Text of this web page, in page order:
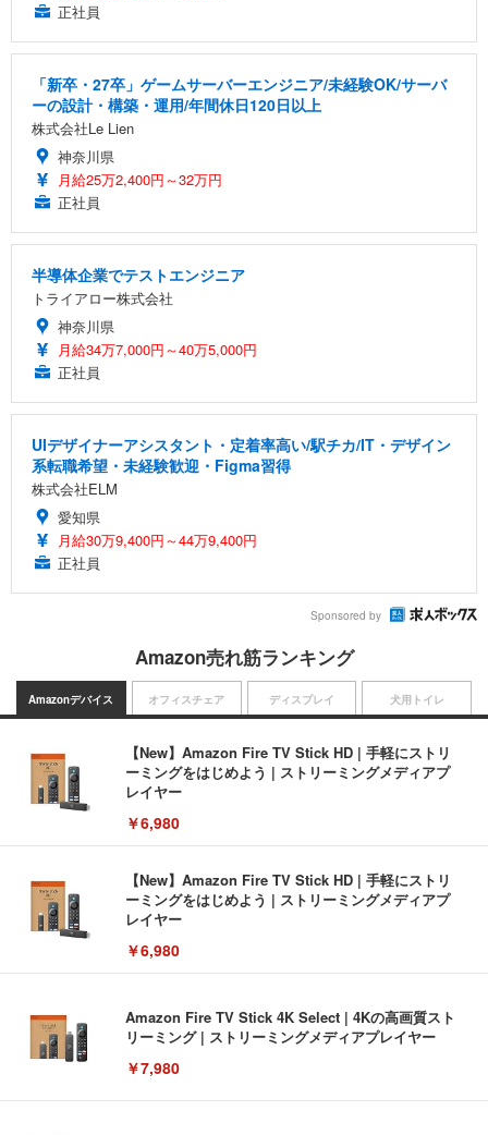
正社員
「新卒・27卒」ゲームサーバーエンジニア/未経験OK/サーバ
ーの設計・構築・運用/年間休日120日以上
株式会社Le Lien
神奈川県
月給25万2,400円～32万円
正社員
半導体企業でテストエンジニア
トライアロー株式会社
神奈川県
月給34万7,000円～40万5,000円
正社員
UIデザイナーアシスタント・定着率高い/駅チカ/IT・デザイン
系転職希望・未経験歓迎・Figma習得
株式会社ELM
愛知県
月給30万9,400円～44万9,400円
正社員
Sponsored by
Amazon売れ筋ランキング
Amazonデバイス
【New】Amazon Fire TV Stick HD | 手軽にストリ
ーミングをはじめよう | ストリーミングメディアプ
レイヤー
￥6,980
【New】Amazon Fire TV Stick HD | 手軽にストリ
ーミングをはじめよう | ストリーミングメディアプ
レイヤー
￥6,980
Amazon Fire TV Stick 4K Select | 4Kの高画質スト
リーミング | ストリーミングメディアプレイヤー
￥7,980
オフィスチェア ディスプレイ 犬用トイレ